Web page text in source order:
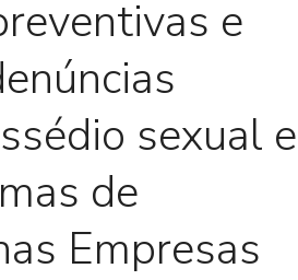
e
sexual e
de
Empresas